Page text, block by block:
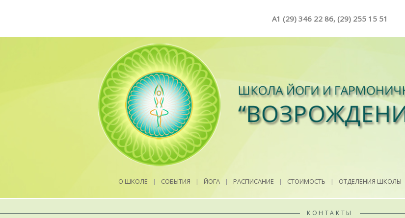
A1 (29) 346 22 86, (29) 255 15 51
О ШКОЛЕ | СОБЫТИЯ | ЙОГА | РАСПИСАНИЕ | СТОИМОСТЬ | ОТДЕЛЕНИЯ ШКОЛЫ
КОНТАКТЫ